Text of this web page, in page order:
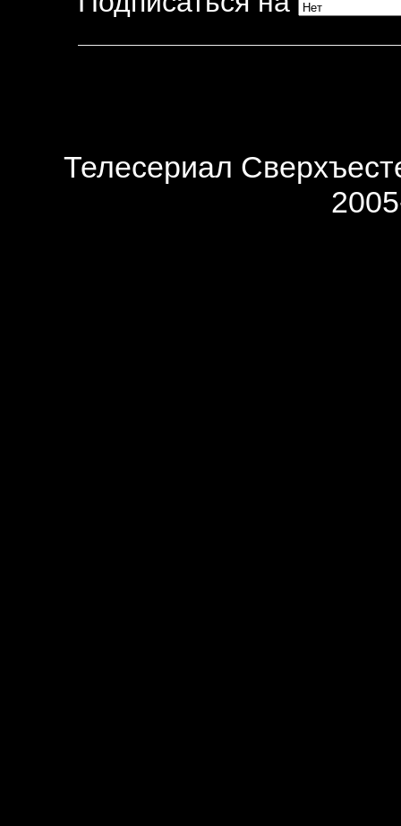
Телесериал